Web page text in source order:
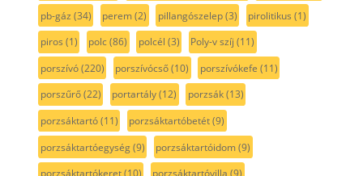
pb-gáz (34) perem(2) pillangószelep(3) pirolitikus (1)
piros (1) polc(86) polcél (3) Poly-v szíj (11)
porszívó(220) porszívócső(10) porszívókefe (11)
porszűrő(22) portartály(12) porzsák(13)
porzsáktartó(11) porzsáktartóbetét(9)
porzsáktartóegység(9) porzsáktartóidom(9)
porzsáktartókeret(10) porzsáktartóvilla (9)